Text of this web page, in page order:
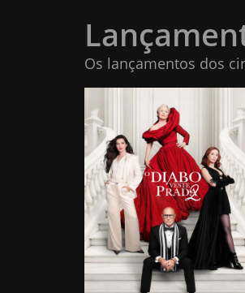
Os lançamentos dos